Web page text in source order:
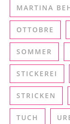
MARTINA
OTTOBRE
SOMMER
STICKEREI
STRICKEN
TUCH